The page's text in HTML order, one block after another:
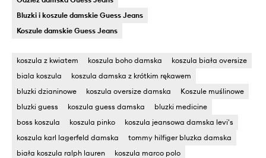
Bluzki i koszule damskie Guess Jeans
Koszule damskie Guess Jeans
koszula z kwiatem koszula boho damska
koszula biała oversize
biala koszula
koszula damska z krótkim rękawem
bluzki dzianinowe
koszula oversize damska
Koszule muślinowe
bluzki guess
koszula guess damska
bluzki medicine
boss koszula
koszula pinko
koszula jeansowa damska levi's
koszula karl lagerfeld damska
tommy hilfiger bluzka damska
biała koszula ralph lauren
koszula marco polo